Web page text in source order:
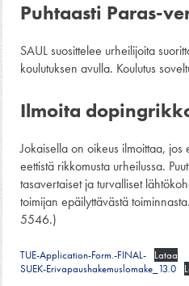
Puhtaasti Paras-
SAUL suosittelee urheilijoita
koulutuksen avulla. Koulutus
Ilmoita
Jokaisella on oikeus ilmoittaa,
eettistä rikkomusta urheilussa.
tasavertaiset ja turvalliset
toimijan epäilyttävästä
5546.)
TUE-Application-Form.-FINAL-
Lataa
SUEK-Erivapaushakemuslomake_13.0